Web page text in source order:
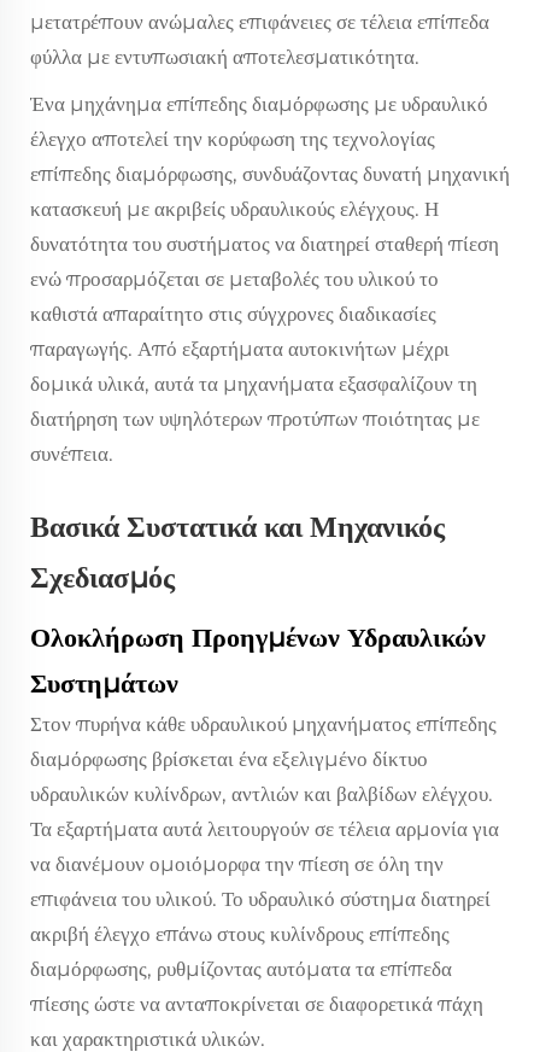
μετατρέπουν ανώμαλες επιφάνειες σε τέλεια επίπεδα
φύλλα με εντυπωσιακή αποτελεσματικότητα.
Ένα μηχάνημα επίπεδης διαμόρφωσης με υδραυλικό
έλεγχο αποτελεί την κορύφωση της τεχνολογίας
επίπεδης διαμόρφωσης, συνδυάζοντας δυνατή μηχανική
κατασκευή με ακριβείς υδραυλικούς ελέγχους. Η
δυνατότητα του συστήματος να διατηρεί σταθερή πίεση
ενώ προσαρμόζεται σε μεταβολές του υλικού το
καθιστά απαραίτητο στις σύγχρονες διαδικασίες
παραγωγής. Από εξαρτήματα αυτοκινήτων μέχρι
δομικά υλικά, αυτά τα μηχανήματα εξασφαλίζουν τη
διατήρηση των υψηλότερων προτύπων ποιότητας με
συνέπεια.
Βασικά Συστατικά και Μηχανικός
Σχεδιασμός
Ολοκλήρωση Προηγμένων Υδραυλικών
Συστημάτων
Στον πυρήνα κάθε υδραυλικού μηχανήματος επίπεδης
διαμόρφωσης βρίσκεται ένα εξελιγμένο δίκτυο
υδραυλικών κυλίνδρων, αντλιών και βαλβίδων ελέγχου.
Τα εξαρτήματα αυτά λειτουργούν σε τέλεια αρμονία για
να διανέμουν ομοιόμορφα την πίεση σε όλη την
επιφάνεια του υλικού. Το υδραυλικό σύστημα διατηρεί
ακριβή έλεγχο επάνω στους κυλίνδρους επίπεδης
διαμόρφωσης, ρυθμίζοντας αυτόματα τα επίπεδα
πίεσης ώστε να ανταποκρίνεται σε διαφορετικά πάχη
και χαρακτηριστικά υλικών.